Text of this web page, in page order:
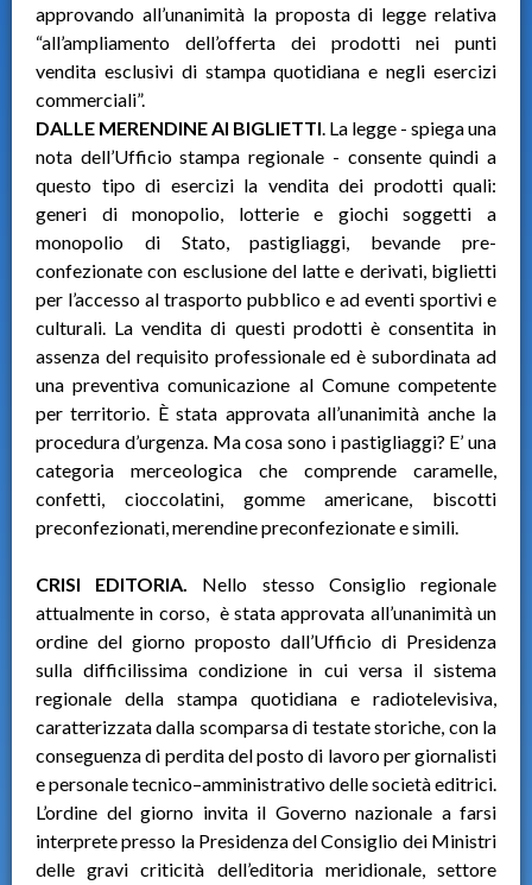
approvando all’unanimità la proposta di legge relativa
“all’ampliamento dell’offerta dei prodotti nei punti
vendita esclusivi di stampa quotidiana e negli esercizi
commerciali”.
DALLE MERENDINE AI BIGLIETTI. La legge - spiega una
nota dell’Ufficio stampa regionale - consente quindi a
questo tipo di esercizi la vendita dei prodotti quali:
generi di monopolio, lotterie e giochi soggetti a
monopolio di Stato, pastigliaggi, bevande pre-
confezionate con esclusione del latte e derivati, biglietti
per l’accesso al trasporto pubblico e ad eventi sportivi e
culturali. La vendita di questi prodotti è consentita in
assenza del requisito professionale ed è subordinata ad
una preventiva comunicazione al Comune competente
per territorio. È stata approvata all’unanimità anche la
procedura d’urgenza. Ma cosa sono i pastigliaggi? E’ una
categoria merceologica che comprende caramelle,
confetti, cioccolatini, gomme americane, biscotti
preconfezionati, merendine preconfezionate e simili.
CRISI EDITORIA. Nello stesso Consiglio regionale
attualmente in corso, è stata approvata all’unanimità un
ordine del giorno proposto dall’Ufficio di Presidenza
sulla difficilissima condizione in cui versa il sistema
regionale della stampa quotidiana e radiotelevisiva,
caratterizzata dalla scomparsa di testate storiche, con la
conseguenza di perdita del posto di lavoro per giornalisti
e personale tecnico–amministrativo delle società editrici.
L’ordine del giorno invita il Governo nazionale a farsi
interprete presso la Presidenza del Consiglio dei Ministri
delle gravi criticità dell’editoria meridionale, settore